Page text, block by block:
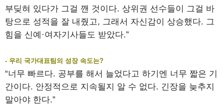
부딪혀 있다가 그걸 깬 것이다. 상위권 선수들이 그걸 바
탕으로 성적을 잘 내줬고, 그래서 자신감이 상승했다. 그
힘을 신예·여자기사들도 받았다.”
- 우리 국가대표팀의 성장 속도는?
“너무 빠르다. 공부를 해서 늘었다고 하기엔 너무 짧은 기
간이다. 안정적으로 지속될지 알 수 없다. 긴장을 늦추지
말아야 한다.”